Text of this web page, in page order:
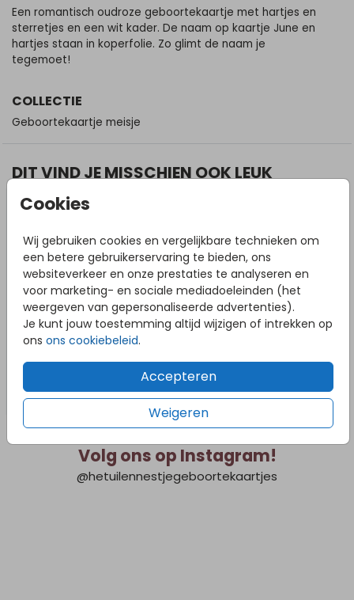
Cookies
Wij gebruiken cookies en vergelijkbare technieken om
een betere gebruikerservaring te bieden, ons
websiteverkeer en onze prestaties te analyseren en
voor marketing- en sociale mediadoeleinden (het
weergeven van gepersonaliseerde advertenties).
Je kunt jouw toestemming altijd wijzigen of intrekken op
ons ons cookiebeleid.
Accepteren
Weigeren
Een romantisch oudroze geboortekaartje met hartjes en
sterretjes en een wit kader. De naam op kaartje June en
hartjes staan in koperfolie. Zo glimt de naam je
tegemoet!
COLLECTIE
Geboortekaartje meisje
DIT VIND JE MISSCHIEN OOK LEUK
Volg ons op Instagram!
@hetuilennestjegeboortekaartjes